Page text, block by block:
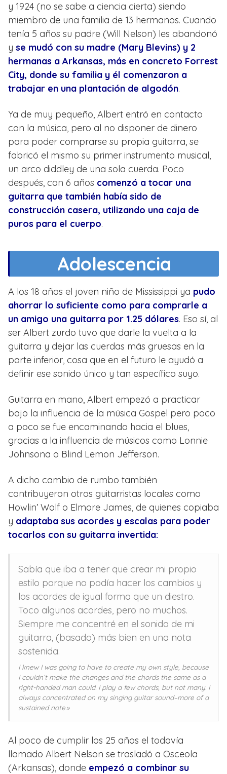
y 1924 (no se sabe a ciencia cierta) siendo
miembro de una familia de 13 hermanos. Cuando
tenía 5 años su padre (Will Nelson) les abandonó
y se mudó con su madre (Mary Blevins) y 2
hermanas a Arkansas, más en concreto Forrest
City, donde su familia y él comenzaron a
trabajar en una plantación de algodón.
Ya de muy pequeño, Albert entró en contacto
con la música, pero al no disponer de dinero
para poder comprarse su propia guitarra, se
fabricó el mismo su primer instrumento musical,
un arco diddley de una sola cuerda. Poco
después, con 6 años comenzó a tocar una
guitarra que también había sido de
construcción casera, utilizando una caja de
puros para el cuerpo.
Adolescencia
A los 18 años el joven niño de Mississippi ya pudo
ahorrar lo suficiente como para comprarle a
un amigo una guitarra por 1.25 dólares. Eso sí, al
ser Albert zurdo tuvo que darle la vuelta a la
guitarra y dejar las cuerdas más gruesas en la
parte inferior, cosa que en el futuro le ayudó a
definir ese sonido único y tan específico suyo.
Guitarra en mano, Albert empezó a practicar
bajo la influencia de la música Gospel pero poco
a poco se fue encaminando hacia el blues,
gracias a la influencia de músicos como Lonnie
Johnsona o Blind Lemon Jefferson.
A dicho cambio de rumbo también
contribuyeron otros guitarristas locales como
Howlin’ Wolf o Elmore James, de quienes copiaba
y adaptaba sus acordes y escalas para poder
tocarlos con su guitarra invertida:
Sabía que iba a tener que crear mi propio
estilo porque no podía hacer los cambios y
los acordes de igual forma que un diestro.
Toco algunos acordes, pero no muchos.
Siempre me concentré en el sonido de mi
guitarra, (basado) más bien en una nota
sostenida.
I knew I was going to have to create my own style, because
I couldn’t make the changes and the chords the same as a
right-handed man could. I play a few chords, but not many. I
always concentrated on my singing guitar sound–more of a
sustained note.»
Al poco de cumplir los 25 años el todavía
llamado Albert Nelson se trasladó a Osceola
(Arkansas), donde empezó a combinar su